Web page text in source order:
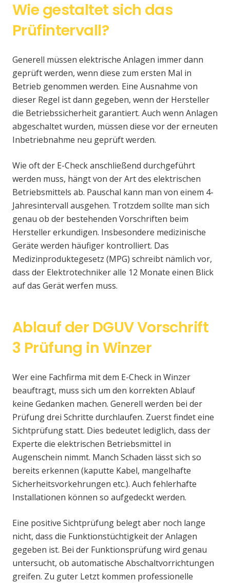
Wie gestaltet sich das
Prüfintervall?
Generell müssen elektrische Anlagen immer dann
geprüft werden, wenn diese zum ersten Mal in
Betrieb genommen werden. Eine Ausnahme von
dieser Regel ist dann gegeben, wenn der Hersteller
die Betriebssicherheit garantiert. Auch wenn Anlagen
abgeschaltet wurden, müssen diese vor der erneuten
Inbetriebnahme neu geprüft werden.
Wie oft der E-Check anschließend durchgeführt
werden muss, hängt von der Art des elektrischen
Betriebsmittels ab. Pauschal kann man von einem 4-
Jahresintervall ausgehen. Trotzdem sollte man sich
genau ob der bestehenden Vorschriften beim
Hersteller erkundigen. Insbesondere medizinische
Geräte werden häufiger kontrolliert. Das
Medizinproduktegesetz (MPG) schreibt nämlich vor,
dass der Elektrotechniker alle 12 Monate einen Blick
auf das Gerät werfen muss.
Ablauf der DGUV Vorschrift
3 Prüfung in Winzer
Wer eine Fachfirma mit dem E-Check in Winzer
beauftragt, muss sich um den korrekten Ablauf
keine Gedanken machen. Generell werden bei der
Prüfung drei Schritte durchlaufen. Zuerst findet eine
Sichtprüfung statt. Dies bedeutet lediglich, dass der
Experte die elektrischen Betriebsmittel in
Augenschein nimmt. Manch Schaden lässt sich so
bereits erkennen (kaputte Kabel, mangelhafte
Sicherheitsvorkehrungen etc.). Auch fehlerhafte
Installationen können so aufgedeckt werden.
Eine positive Sichtprüfung belegt aber noch lange
nicht, dass die Funktionstüchtigkeit der Anlagen
gegeben ist. Bei der Funktionsprüfung wird genau
untersucht, ob automatische Abschaltvorrichtungen
greifen. Zu guter Letzt kommen professionelle